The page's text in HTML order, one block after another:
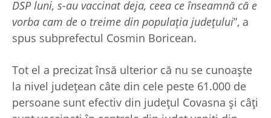
DSP luni, s-au vaccinat deja, ceea ce înseamnă că e
vorba cam de o treime din populația județului”, a
spus subprefectul Cosmin Boricean.
Tot el a precizat însă ulterior că nu se cunoaște
la nivel județean câte din cele peste 61.000 de
persoane sunt efectiv din județul Covasna și câți